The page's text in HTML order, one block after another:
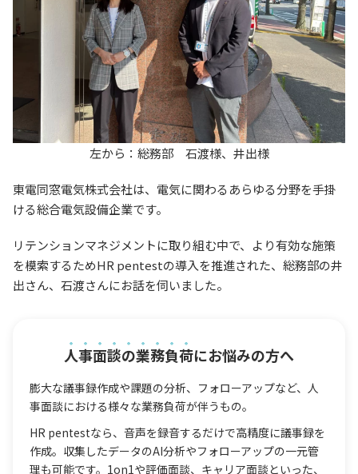
左から：総務部 石渡様、井出様
東電同窓電気株式会社は、電気に関わるあらゆる分野を手掛
ける総合電気設備企業です。
リテンションマネジメントに取り組む中で、より有効な施策
を模索するためHR pentestの導入を推進された、総務部の井
出さん、石渡さんにお話を伺いました。
人事面談の業務負荷にお悩みの方へ
膨大な議事録作成や課題の分析、フォローアップなど、人
事面談における様々な業務負荷が伴うもの。
HR pentestなら、音声を録音するだけで高精度に議事録を
作成。収集したデータのAI分析やフォローアップの一元管
理も可能です。1on1や評価面談、キャリア面談といった、